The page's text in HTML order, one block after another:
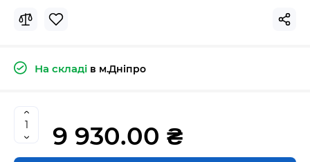
На складі в м.Дніпро
9 930.00 ₴